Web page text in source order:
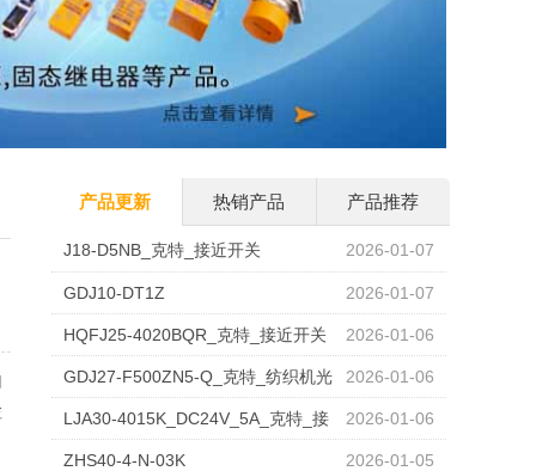
产品更新 热销产品 产品推荐
2026-01-07
J18-D5NB_克特_接近开关
2026-01-07
GDJ10-DT1Z
2026-01-06
HQFJ25-4020BQR_克特_接近开关
2026-01-06
GDJ27-F500ZN5-Q_克特_纺织机光
电开关 2026-01-06
LJA30-4015K_DC24V_5A_克特_接
近开关 2026-01-05
ZHS40-4-N-03K